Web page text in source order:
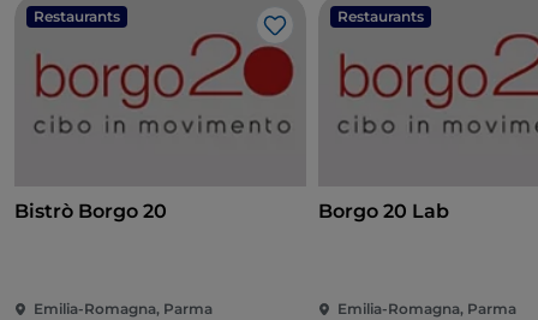
Restaurants
Like
Bistrò Borgo 20
Emilia-Romagna, Parma
Restaurants
Borgo 20 Lab
Emilia-Romagna, Parma